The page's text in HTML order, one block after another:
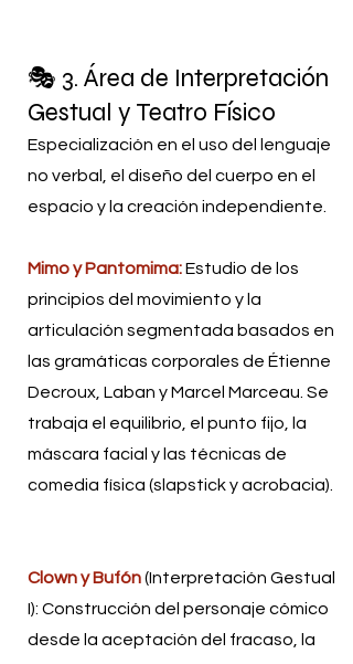
🎭 3. Área de Interpretación
Gestual y Teatro Físico
Especialización en el uso del lenguaje
no verbal, el diseño del cuerpo en el
espacio y la creación independiente.
Mimo y Pantomima:Estudio de los
principios del movimiento y la
articulación segmentada basados en
las gramáticas corporales de Étienne
Decroux, Laban y Marcel Marceau. Se
trabaja el equilibrio, el punto fijo, la
máscara facial y las técnicas de
comedia física (slapstick y acrobacia).
Clown y Bufón(Interpretación Gestual
I): Construcción del personaje cómico
desde la aceptación del fracaso, la